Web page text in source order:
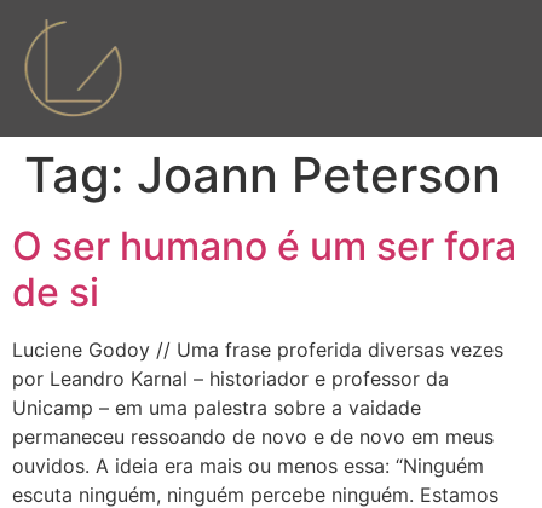
Tag: Joann Peterson
O ser humano é um ser fora
de si
Luciene Godoy // Uma frase proferida diversas vezes
por Leandro Karnal – historiador e professor da
Unicamp – em uma palestra sobre a vaidade
permaneceu ressoando de novo e de novo em meus
ouvidos. A ideia era mais ou menos essa: “Ninguém
escuta ninguém, ninguém percebe ninguém. Estamos